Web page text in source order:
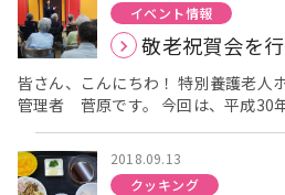
難訓練③[/caption] 東大阪市 西消防署にも協力して頂き、消防
士の立ち合 いのもとで避難訓練を実施しました。 避難誘導が終
了したあと、火災発生を想定し、消火訓練 も実施し
[caption id="attachment_412"
width="700"] 消火訓練①[/caption] [caption
id="attachment_415"
火訓練②[/caption] [caption id="attachment_411"
align="aligncenter" width="700"] 消
ろの施設入居者様へのサービスだけではな
配膳されたお食事に、 「もうすっかり秋ですね」 「秋は、美
味しいものがたくさんあるから嬉しい」 「天ぷら、ごち
居されている利用者様にとって、少
りますように、これからも楽しみに
供していきたい
id="attachment_370"
老祝賀会[/caption] 敬老祝賀会の様子は、リンク先の先日のブロ
グにも、詳しく書かせて頂いていま
さい
また、敬老祝賀会の日のおやつは、お祝いの日の甘味ら
しく紅白饅頭でした！ [caption id="attachment_377"
align="aligncenter" width="700"] 紅
桃色のお饅頭を見て、 「美味しそうな、お饅頭ね」 「私は、
もう○○歳よー」 「今日は、敬老の日だからお祝いなんだね」
イベント情報
敬老祝賀会を
皆さん、こんにちわ！ 特別養護老人ホーム アーバンケア御厨
管理者 菅原です。 今回は、平成30年9月16日（日）に行わせて
頂きました、敬老祝賀会の報告をさせて頂き
の敬老の日に先駆け、社会福祉法人
敬老祝賀会を行わせて頂きました。 特別養護老人ホーム アーバ
2018.09.13
クッキング